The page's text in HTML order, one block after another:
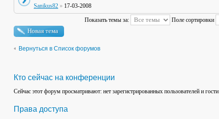
Sanikus82 » 17-03-2008
Показать темы за: Поле сортировки
Новая тема
Вернуться в Список форумов
Кто сейчас на конференции
Сейчас этот форум просматривают: нет зарегистрированных пользователей и
Права доступа